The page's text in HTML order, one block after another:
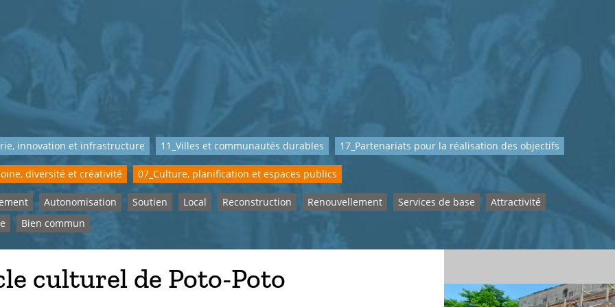
innovation et infrastructure 11_Villes et communautés durables 17_Partenariats pour la réalisation des objectifs
diversité et créativité 07_Culture, planification et espaces publics
Autonomisation Soutien Local Reconstruction Renouvellement Services de base
Attractivité
Bien commun
culturel de Poto-Poto